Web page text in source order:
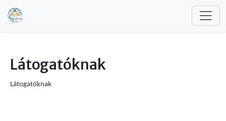
Ugrás a tartalomra
Látogatóknak
Látogatóknak